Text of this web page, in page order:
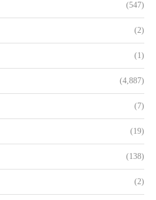
(547)
(2)
(1)
(4,887)
(7)
(19)
(138)
(2)